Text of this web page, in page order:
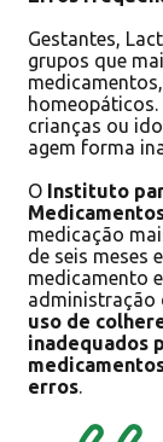
Gestantes,
grupos que
crianças ou
agem forma
O Instituto
medicação
de seis meses
medicamento
administração
uso de
inadequados
erros